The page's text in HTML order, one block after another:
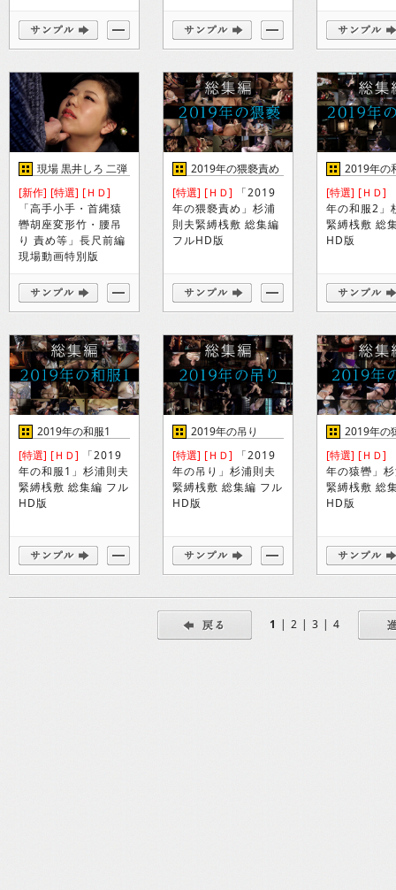
現場 黒井しろ 二弾
[新作] [特選] [ＨＤ]
「高手小手・首縄猿
轡胡座変形竹・腰吊
り 責め等」長尺前編
現場動画特別版
2019年の猥褻責め
[特選] [ＨＤ] 「2019
年の猥褻責め」杉浦
則夫緊縛桟敷 総集編
フルHD版
2019年の
[特選] [ＨＤ]
年の和服2」
緊縛桟敷 総
HD版
2019年の和服1
[特選] [ＨＤ] 「2019
年の和服1」杉浦則夫
緊縛桟敷 総集編 フル
HD版
2019年の吊り
[特選] [ＨＤ] 「2019
年の吊り」杉浦則夫
緊縛桟敷 総集編 フル
HD版
2019年の
[特選] [ＨＤ]
年の猿轡」
緊縛桟敷 総
HD版
1 | 2 | 3 | 4